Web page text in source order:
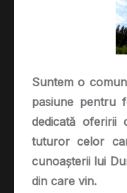
Suntem o
pasiune pentru
dedicată oferirii
tuturor celor
cunoașterii lui
din care vin.